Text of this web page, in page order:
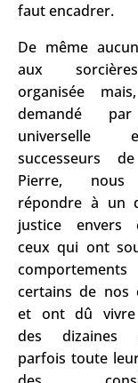
faut encadrer.
De même
aux
organisée
demandé par
successeurs
Pierre, nous
répondre à un
justice envers
ceux qui ont
certains de nos
et ont dû vivre
des dizaines
parfois toute